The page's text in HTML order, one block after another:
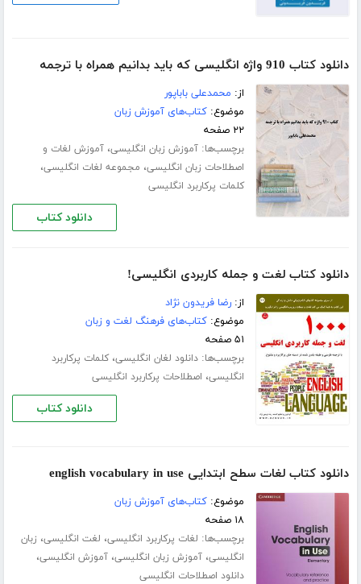
دانلود کتاب 910 واژه انگلیسی که باید بدانیم همراه با ترجمه
از: محمدعلی باباپور
موضوع:کتاب‌های آموزش زبان
۲۲ صفحه
برچسب‌ها:آموزش زبان انگلیسی،آموزش لغات و
اصطلاحات زبان انگلیسی، مجموعه لغات انگلیسی،
کلمات پرکاربرد انگلیسی
دانلود کتاب
دانلود کتاب لغت و جمله کاربردی انگلیسی!
از:رضا فریدون نژاد
موضوع:کتاب‌های فرهنگ لغت و زبان
۵۱ صفحه
برچسب‌ها:دانلود لغان انگلیسی،کلمات پرکاربرد
انگلیسی، اصطلاحات پرکاربرد انگلیسی
دانلود کتاب
دانلود کتاب لغات سطح ابتدایی english vocabulary in use
موضوع:کتاب‌های آموزش زبان
۱۸ صفحه
برچسب‌ها: لغات پرکاربرد انگلیسی، لغت انگلیسی، زبان
انگلیسی،آموزش زبان انگلیسی،آموزش انگلیسی،
دانلود اصطلاحات انگلیسی